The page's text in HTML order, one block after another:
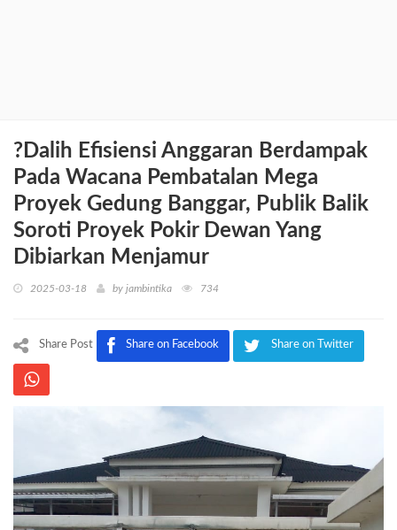
?Dalih Efisiensi Anggaran Berdampak
Pada Wacana Pembatalan Mega
Proyek Gedung Banggar, Publik Balik
Soroti Proyek Pokir Dewan Yang
Dibiarkan Menjamur
2025-03-18 by jambintika 734
Share Post Share on Facebook Share on Twitter